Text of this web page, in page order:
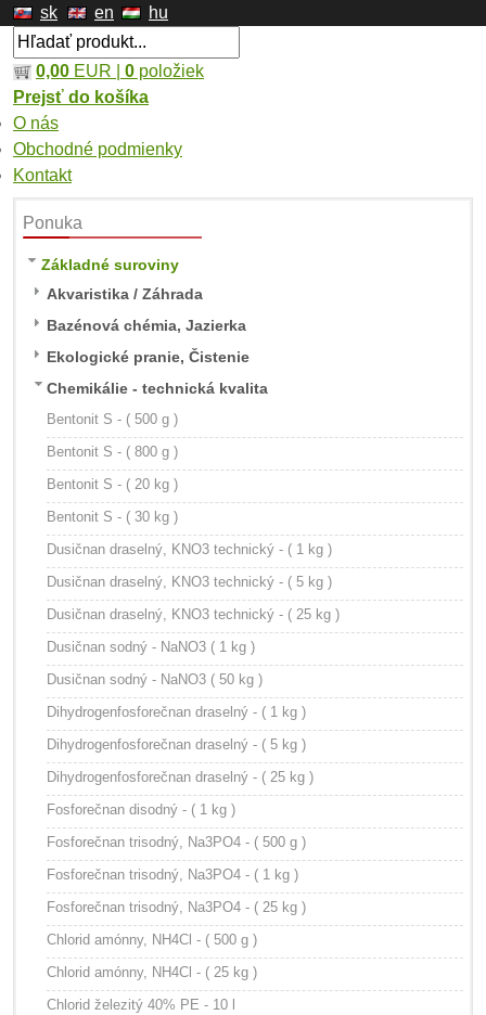
sk en hu
0,00 EUR | 0 položiek
Prejsť do košíka
O nás
Obchodné podmienky
Kontakt
Ponuka
Základné suroviny
Akvaristika / Záhrada
Bazénová chémia, Jazierka
Ekologické pranie, Čistenie
Chemikálie - technická kvalita
Bentonit S - ( 500 g )
Bentonit S - ( 800 g )
Bentonit S - ( 20 kg )
Bentonit S - ( 30 kg )
Dusičnan draselný, KNO3 technický - ( 1 kg )
Dusičnan draselný, KNO3 technický - ( 5 kg )
Dusičnan draselný, KNO3 technický - ( 25 kg )
Dusičnan sodný - NaNO3 ( 1 kg )
Dusičnan sodný - NaNO3 ( 50 kg )
Dihydrogenfosforečnan draselný - ( 1 kg )
Dihydrogenfosforečnan draselný - ( 5 kg )
Dihydrogenfosforečnan draselný - ( 25 kg )
Fosforečnan disodný - ( 1 kg )
Fosforečnan trisodný, Na3PO4 - ( 500 g )
Fosforečnan trisodný, Na3PO4 - ( 1 kg )
Fosforečnan trisodný, Na3PO4 - ( 25 kg )
Chlorid amónny, NH4Cl - ( 500 g )
Chlorid amónny, NH4Cl - ( 25 kg )
Chlorid železitý 40% PE - 10 l